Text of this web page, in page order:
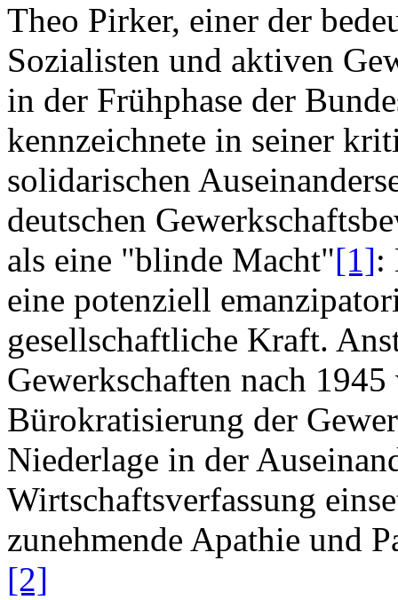
Theo Pirker, einer der
Sozialisten und aktiven
in der Frühphase der
kennzeichnete in seiner
solidarischen
deutschen
als eine "blinde Macht"[1]:
eine potenziell
gesellschaftliche Kraft.
Gewerkschaften nach
Bürokratisierung der
Niederlage in der
Wirtschaftsverfassung
zunehmende Apathie und
[2]